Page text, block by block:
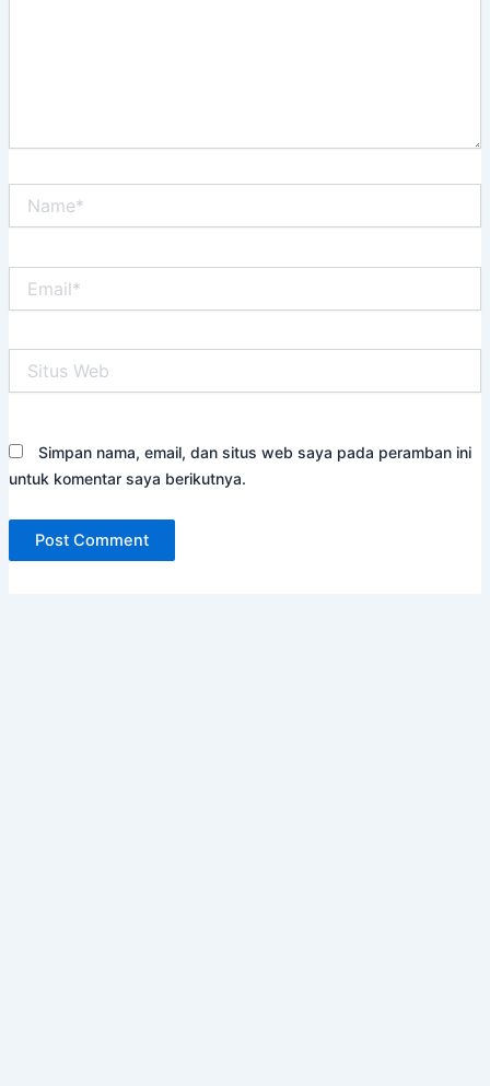
Web
Simpan nama, email, dan situs web saya pada peramban ini
untuk komentar saya berikutnya.